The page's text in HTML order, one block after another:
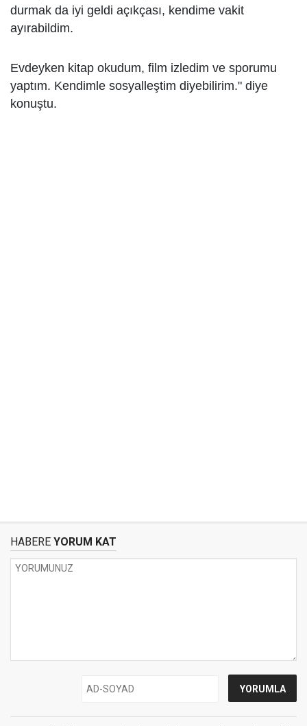
durmak da iyi geldi açıkçası, kendime vakit
ayırabildim.
Evdeyken kitap okudum, film izledim ve sporumu
yaptım. Kendimle sosyalleştim diyebilirim." diye
konuştu.
HABERE YORUM KAT